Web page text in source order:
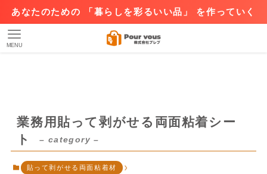
あなたのための 「暮らしを彩るいい品」 を作っていく
MENU
業務用貼って剥がせる両面粘着シー
ト
– category –
貼って剥がせる両面粘着材